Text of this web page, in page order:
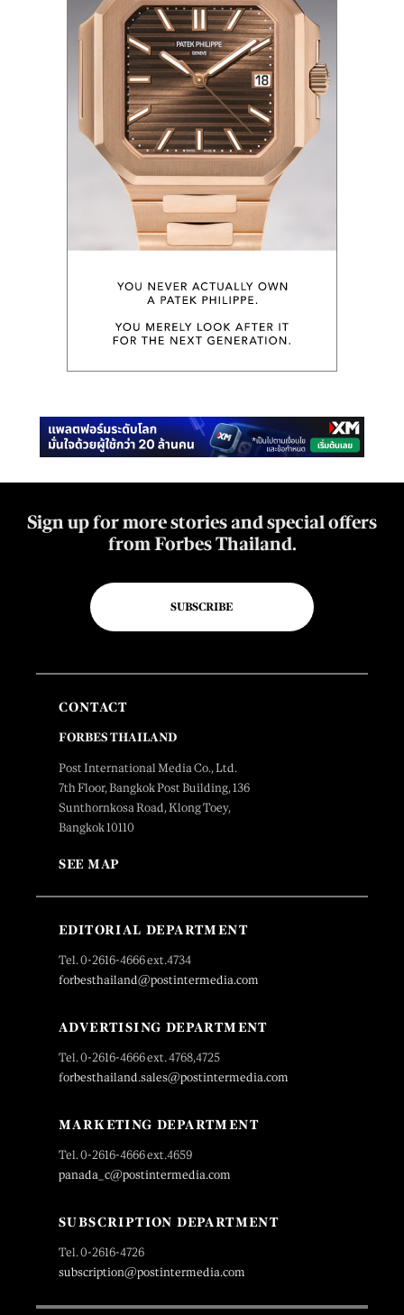
Sign up for more stories and special offers
from Forbes Thailand.
SUBSCRIBE
CONTACT
FORBES THAILAND
Post International Media Co., Ltd.
7th Floor, Bangkok Post Building, 136
Sunthornkosa Road, Klong Toey,
Bangkok 10110
SEE MAP
EDITORIAL DEPARTMENT
Tel. 0-2616-4666 ext.4734
forbesthailand@postintermedia.com
ADVERTISING DEPARTMENT
Tel. 0-2616-4666 ext. 4768,4725
forbesthailand.sales@postintermedia.com
MARKETING DEPARTMENT
Tel. 0-2616-4666 ext.4659
panada_c@postintermedia.com
SUBSCRIPTION DEPARTMENT
Tel. 0-2616-4726
subscription@postintermedia.com